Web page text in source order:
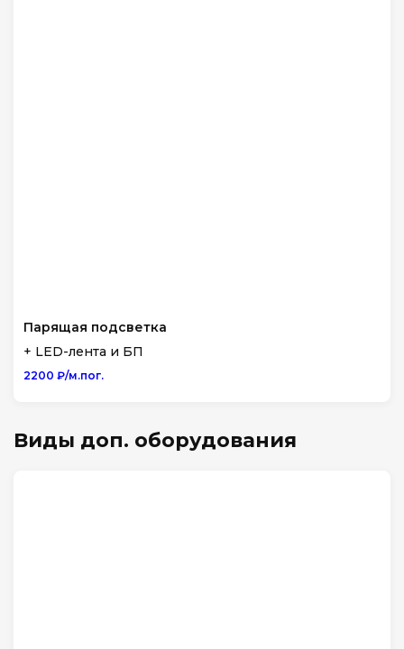
Парящая подсветка
+ LED-лента и БП
2200 ₽/м.пог.
Виды доп. оборудования